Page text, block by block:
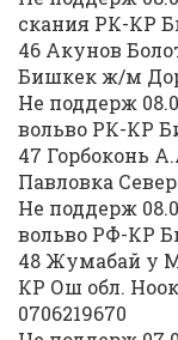
скания РК-КР
46 Акунов
Бишкек ж/м
Не поддерж
вольво РК-КР
47 Горбоконь
Павловка
Не поддерж
вольво РФ-КР
48 Жумабай у
КР Ош обл.
0706219670